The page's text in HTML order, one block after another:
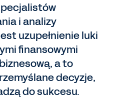
i analizy
uzupełnienie luki
finansowymi
a to
decyzje,
do sukcesu.